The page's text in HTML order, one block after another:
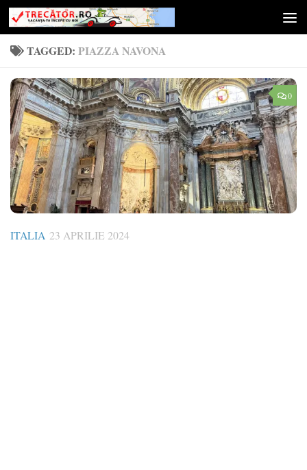
Skip to content
TAGGED: PIAZZA NAVONA
0
ITALIA 23 APRILIE 2024